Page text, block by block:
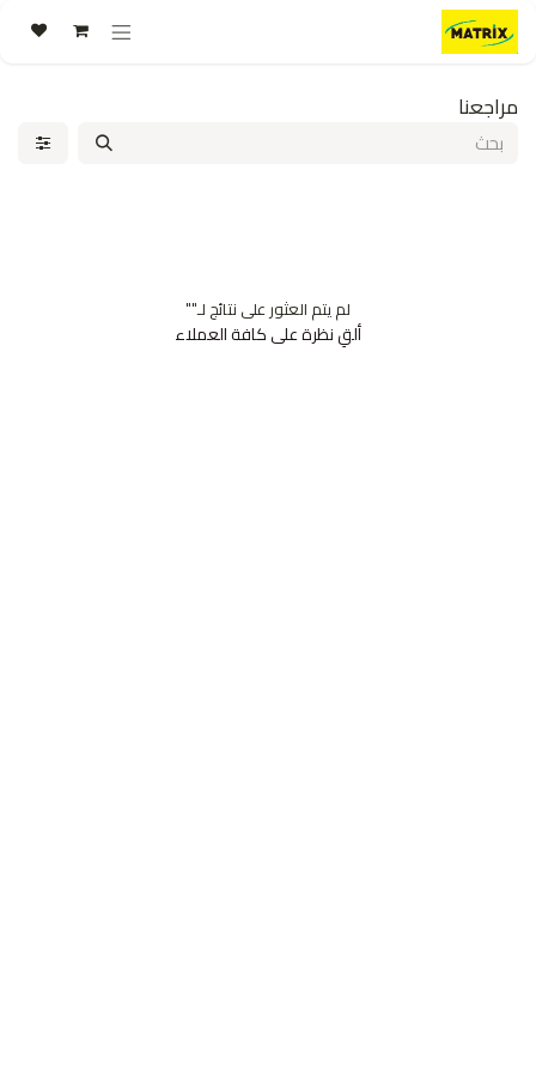
تخطي للذهاب إلى المحتوى
مراجعنا
لم يتم العثور على نتائج لـ""
ألقِ نظرة على كافة العملاء